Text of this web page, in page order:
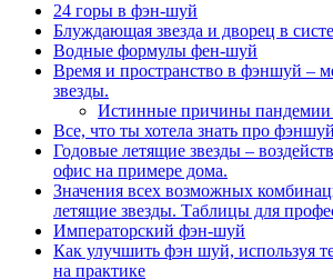
24 горы в фэн-шуй
Блуждающая звезда и дворец в
Водные формулы фен-шуй
Время и пространство в фэншуй –
звезды.
Истинные причины пандемии
Все, что ты хотела знать про фэншуй
Годовые летящие звезды –
офис на примере дома.
Значения всех возможных
летящие звезды. Таблицы для
Императорский фэн-шуй
Как улучшить фэн шуй, используя
на практике